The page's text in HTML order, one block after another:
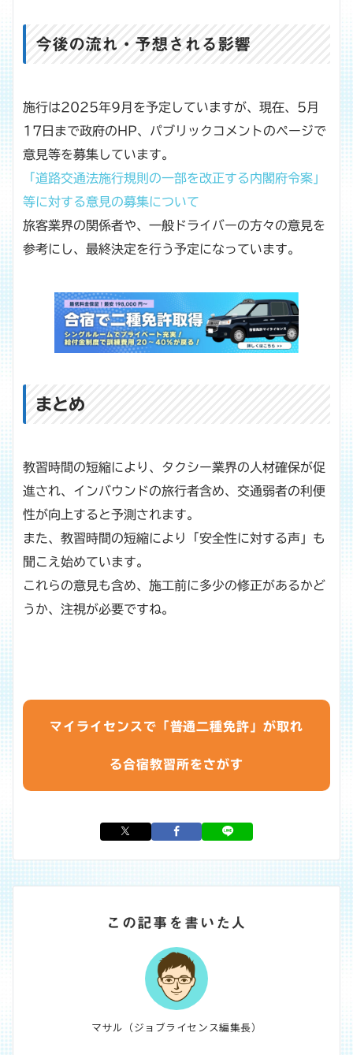
今後の流れ・予想される影響
施行は2025年9月を予定していますが、現在、5月
17日まで政府のHP、パブリックコメントのページで
意見等を募集しています。
「道路交通法施行規則の一部を改正する内閣府令案」
等に対する意見の募集について
旅客業界の関係者や、一般ドライバーの方々の意見を
参考にし、最終決定を行う予定になっています。
まとめ
教習時間の短縮により、タクシー業界の人材確保が促
進され、インバウンドの旅行者含め、交通弱者の利便
性が向上すると予測されます。
また、教習時間の短縮により「安全性に対する声」も
聞こえ始めています。
これらの意見も含め、施工前に多少の修正があるかど
うか、注視が必要ですね。
マイライセンスで「普通二種免許」が取れ
る合宿教習所をさがす
この記事を書いた人
マサル（ジョブライセンス編集長）